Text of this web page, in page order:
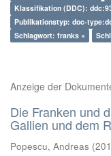
Klassifikation (DDC):
Publikationstyp: doc-
Schlagwort: franks ×
Anzeige der
Die Franken und
Gallien und dem
Popescu, Andreas (